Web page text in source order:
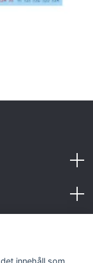
innehåll som